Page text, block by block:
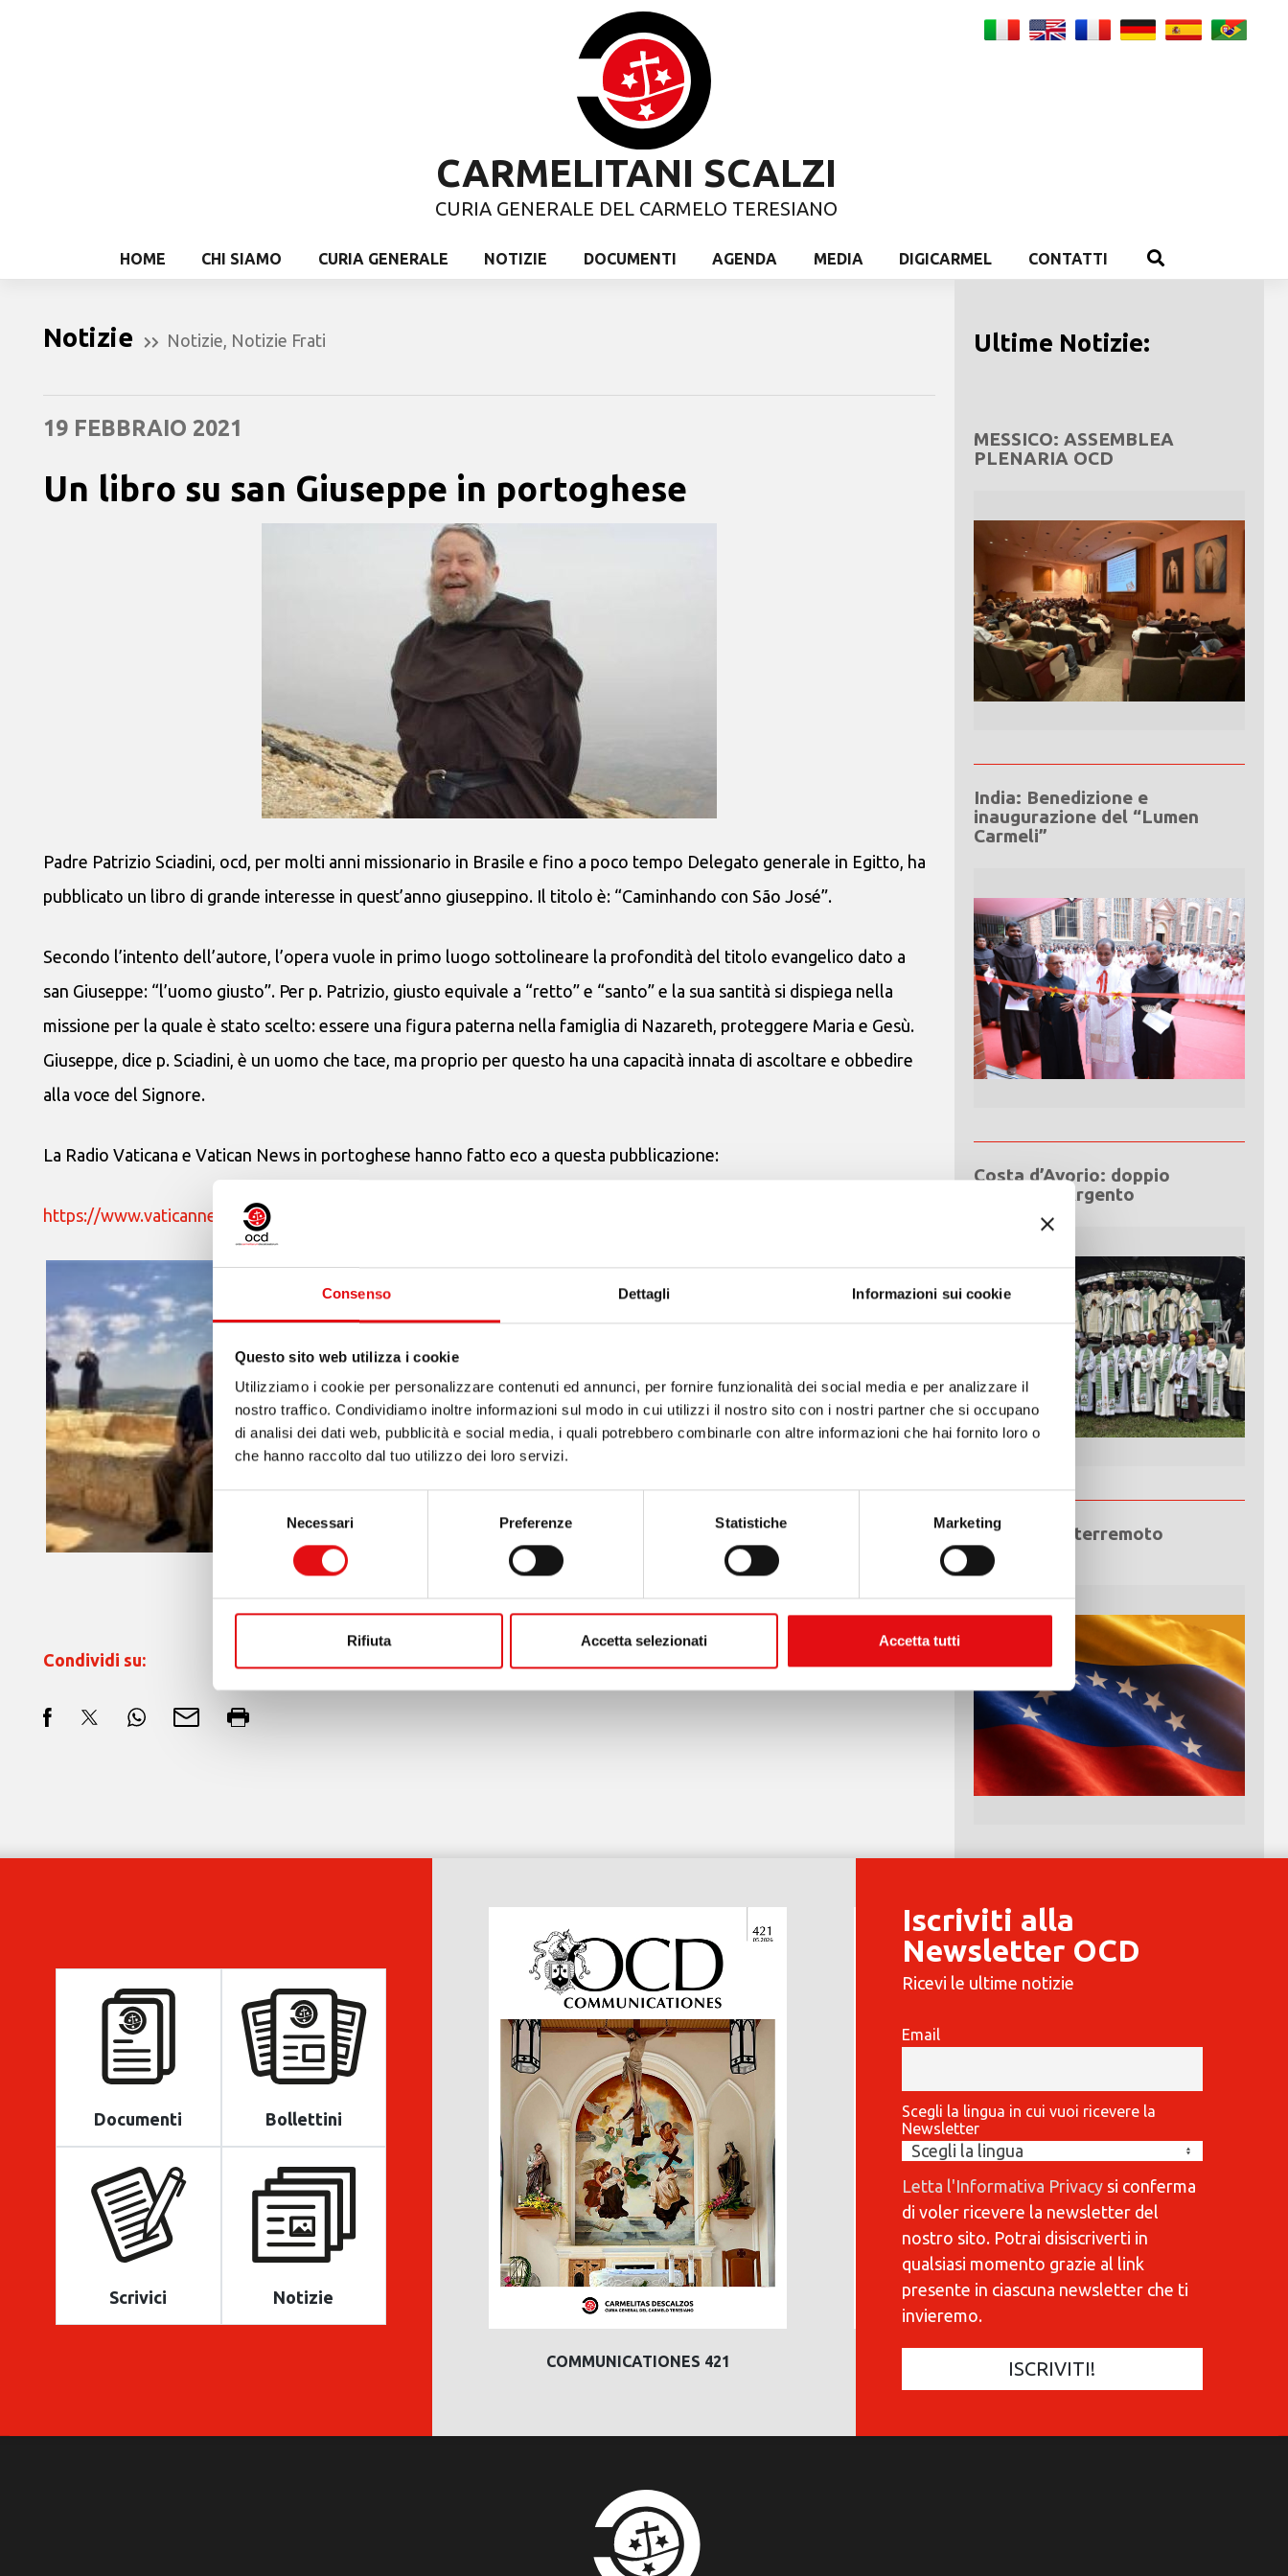
Consenso Dettagli Informazioni sui cookie
Questo sito web utilizza i cookie
Utilizziamo i cookie per personalizzare contenuti ed annunci, per fornire funzionalità dei social media e per analizzare il
nostro traffico. Condividiamo inoltre informazioni sul modo in cui utilizzi il nostro sito con i nostri partner che si occupano
di analisi dei dati web, pubblicità e social media, i quali potrebbero combinarle con altre informazioni che hai fornito loro o
che hanno raccolto dal tuo utilizzo dei loro servizi.
Necessari Preferenze Statistiche Marketing
Rifiuta Accetta selezionati Accetta tutti
CARMELITANI SCALZI
CURIA GENERALE DEL CARMELO TERESIANO
HOME CHI SIAMO CURIA GENERALE NOTIZIE DOCUMENTI AGENDA MEDIA DIGICARMEL CONTATTI
Notizie Notizie Notizie Frati
19 FEBBRAIO 2021
Un libro su san Giuseppe in portoghese
Padre Patrizio Sciadini, ocd, per molti anni missionario in Brasile e fino a poco tempo Delegato generale in Egitto, ha
pubblicato un libro di grande interesse in quest’anno giuseppino. Il titolo è: “Caminhando con São José”.
Secondo l’intento dell’autore, l’opera vuole in primo luogo sottolineare la profondità del titolo evangelico dato a
san Giuseppe: “l’uomo giusto”. Per p. Patrizio, giusto equivale a “retto” e “santo” e la sua santità si dispiega nella
missione per la quale è stato scelto: essere una figura paterna nella famiglia di Nazareth, proteggere Maria e Gesù.
Giuseppe, dice p. Sciadini, è un uomo che tace, ma proprio per questo ha una capacità innata di ascoltare e obbedire
alla voce del Signore.
La Radio Vaticana e Vatican News in portoghese hanno fatto eco a questa pubblicazione:
https://www.vaticannews.va/pt/igreja/news/2021-01/frei-patricio-caminhando-com-sao-jose.html
Condividi su:
Ultime Notizie:
MESSICO: ASSEMBLEA
PLENARIA OCD
India: Benedizione e
inaugurazione del “Lumen
Carmeli”
Costa d’Avorio: doppio
Giubileo d’Argento
Emergenza terremoto
Venezuela
Documenti Bollettini
Scrivici Notizie
COMMUNICATIONES 421 COMMUNICATIONES 420
Iscriviti alla
Newsletter OCD
Ricevi le ultime notizie
Email
Scegli la lingua in cui vuoi ricevere la
Newsletter
Letta l'Informativa Privacysi conferma
di voler ricevere la newsletter del
nostro sito. Potrai disiscriverti in
qualsiasi momento grazie al link
presente in ciascuna newsletter che ti
invieremo.